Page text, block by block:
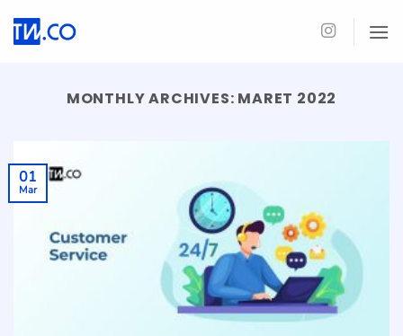
MONTHLY ARCHIVES: MARET 2022
01
Mar